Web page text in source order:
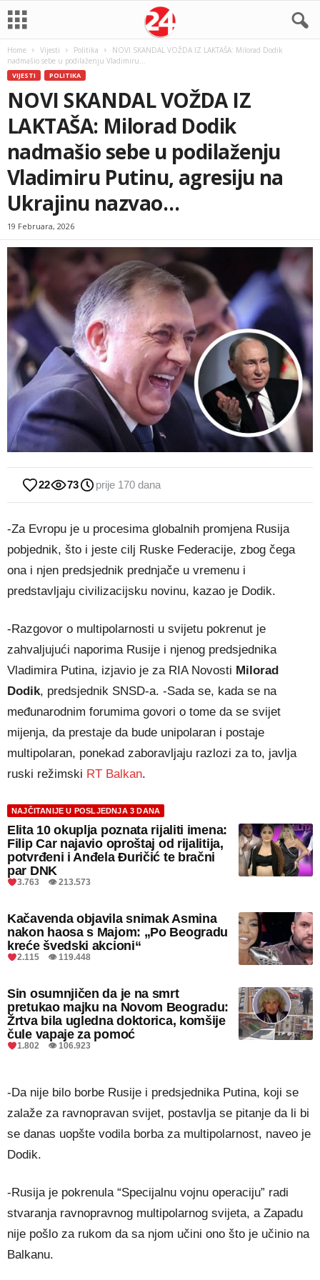
Home Vijesti Politika
NOVI SKANDAL VOŽDA IZ LAKTAŠA: Milorad Dodik
nadmašio sebe u podilaženju Vladimiru...
VIJESTI POLITIKA
NOVI SKANDAL VOŽDA IZ
LAKTAŠA: Milorad Dodik
nadmašio sebe u podilaženju
Vladimiru Putinu, agresiju na
Ukrajinu nazvao…
19 Februara, 2026
22 73 prije 170 dana
-Za Evropu je u procesima globalnih promjena Rusija
pobjednik, što i jeste cilj Ruske Federacije, zbog čega
ona i njen predsjednik prednjače u vremenu i
predstavljaju civilizacijsku novinu, kazao je Dodik.
-Razgovor o multipolarnosti u svijetu pokrenut je
zahvaljujući naporima Rusije i njenog predsjednika
Vladimira Putina, izjavio je za RIA Novosti Milorad
Dodik, predsjednik SNSD-a. -Sada se, kada se na
međunarodnim forumima govori o tome da se svijet
mijenja, da prestaje da bude unipolaran i postaje
multipolaran, ponekad zaboravljaju razlozi za to, javlja
ruski režimski RT Balkan.
NAJČITANIJE U POSLJEDNJA 3 DANA
Elita 10 okuplja poznata rijaliti imena:
Filip Car najavio oproštaj od rijalitija,
potvrđeni i Anđela Đuričić te bračni
par DNK
3.763 👁 213.573
Kačavenda objavila snimak Asmina
nakon haosa s Majom: „Po Beogradu
kreće švedski akcioni“
2.115 👁 119.448
Sin osumnjičen da je na smrt
pretukao majku na Novom Beogradu:
Žrtva bila ugledna doktorica, komšije
čule vapaje za pomoć
1.802 👁 106.923
-Da nije bilo borbe Rusije i predsjednika Putina, koji se
zalaže za ravnopravan svijet, postavlja se pitanje da li bi
se danas uopšte vodila borba za multipolarnost, naveo je
Dodik.
-Rusija je pokrenula “Specijalnu vojnu operaciju” radi
stvaranja ravnopravnog multipolarnog svijeta, a Zapadu
nije pošlo za rukom da sa njom učini ono što je učinio na
Balkanu.